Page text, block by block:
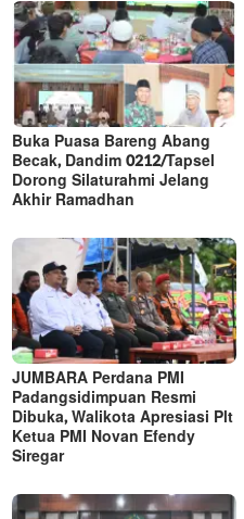
Buka Puasa Bareng Abang
Becak, Dandim 0212/Tapsel
Dorong Silaturahmi Jelang
Akhir Ramadhan
JUMBARA Perdana PMI
Padangsidimpuan Resmi
Dibuka, Walikota Apresiasi Plt
Ketua PMI Novan Efendy
Siregar